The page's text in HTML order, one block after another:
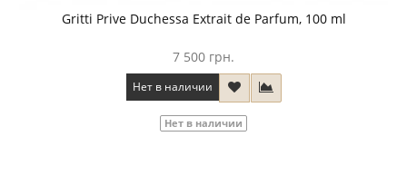
Gritti Prive Duchessa Extrait de Parfum, 100 ml
7 500 грн.
Нет в наличии
Нет в наличии